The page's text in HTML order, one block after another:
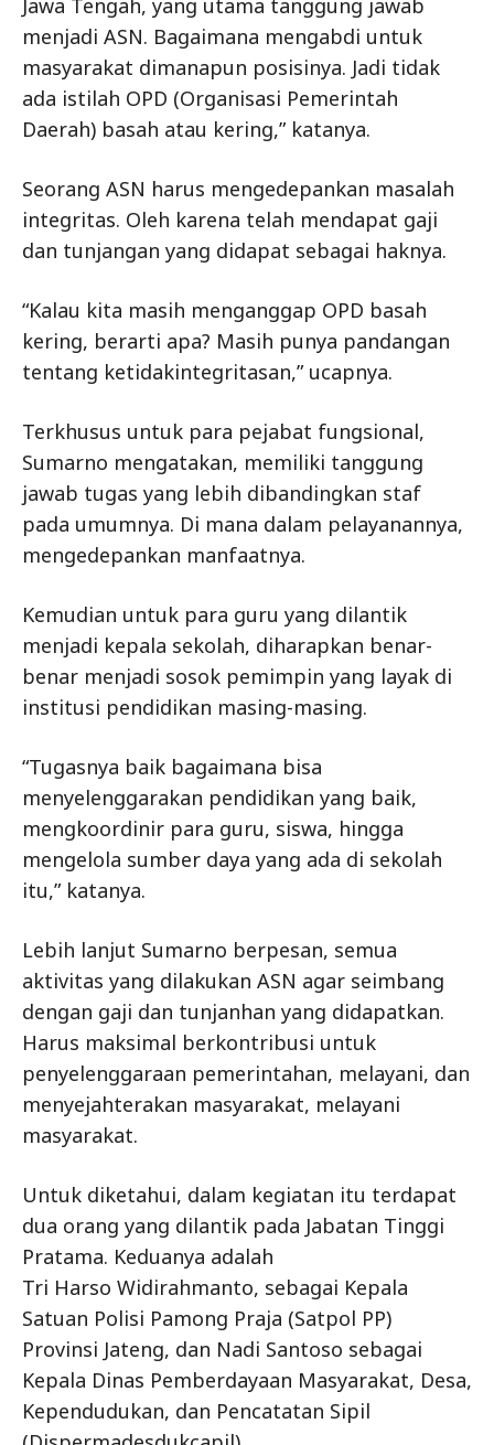
menjadi ASN. Bagaimana mengabdi untuk
masyarakat dimanapun posisinya. Jadi tidak
ada istilah OPD (Organisasi Pemerintah
Daerah) basah atau kering,” katanya.
Seorang ASN harus mengedepankan masalah
integritas. Oleh karena telah mendapat gaji
dan tunjangan yang didapat sebagai haknya.
“Kalau kita masih menganggap OPD basah
kering, berarti apa? Masih punya pandangan
tentang ketidakintegritasan,” ucapnya.
Terkhusus untuk para pejabat fungsional,
Sumarno mengatakan, memiliki tanggung
jawab tugas yang lebih dibandingkan staf
pada umumnya. Di mana dalam pelayanannya,
mengedepankan manfaatnya.
Kemudian untuk para guru yang dilantik
menjadi kepala sekolah, diharapkan benar-
benar menjadi sosok pemimpin yang layak di
institusi pendidikan masing-masing.
“Tugasnya baik bagaimana bisa
menyelenggarakan pendidikan yang baik,
mengkoordinir para guru, siswa, hingga
mengelola sumber daya yang ada di sekolah
itu,” katanya.
Lebih lanjut Sumarno berpesan, semua
aktivitas yang dilakukan ASN agar seimbang
dengan gaji dan tunjanhan yang didapatkan.
Harus maksimal berkontribusi untuk
penyelenggaraan pemerintahan, melayani, dan
menyejahterakan masyarakat, melayani
masyarakat.
Untuk diketahui, dalam kegiatan itu terdapat
dua orang yang dilantik pada Jabatan Tinggi
Pratama. Keduanya adalah
Tri Harso Widirahmanto, sebagai Kepala
Satuan Polisi Pamong Praja (Satpol PP)
Provinsi Jateng, dan Nadi Santoso sebagai
Kepala Dinas Pemberdayaan Masyarakat, Desa,
Kependudukan, dan Pencatatan Sipil